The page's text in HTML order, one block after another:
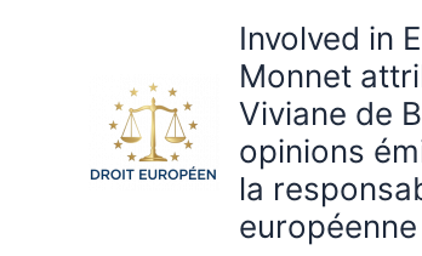
Involved in
Monnet
Viviane de
opinions
la
européenne